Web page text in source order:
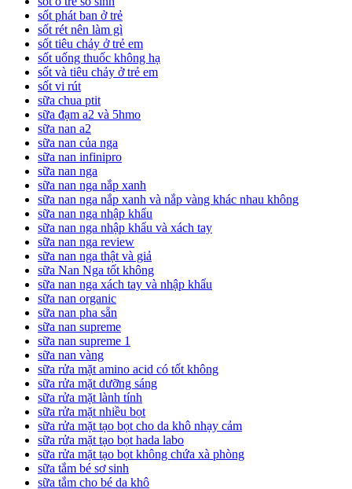
sốt phát ban ở trẻ
sốt rét nên làm gì
sốt tiêu chảy ở trẻ em
sốt uống thuốc không hạ
sốt và tiêu chảy ở trẻ em
sốt vi rút
sữa chua ptit
sữa đạm a2 và 5hmo
sữa nan a2
sữa nan của nga
sữa nan infinipro
sữa nan nga
sữa nan nga nắp xanh
sữa nan nga nắp xanh và nắp vàng khác nhau không
sữa nan nga nhập khẩu
sữa nan nga nhập khẩu và xách tay
sữa nan nga review
sữa nan nga thật và giả
sữa Nan Nga tốt không
sữa nan nga xách tay và nhập khẩu
sữa nan organic
sữa nan pha sẵn
sữa nan supreme
sữa nan supreme 1
sữa nan vàng
sữa rửa mặt amino acid có tốt không
sữa rửa mặt dưỡng sáng
sữa rửa mặt lành tính
sữa rửa mặt nhiều bọt
sữa rửa mặt tạo bọt cho da khô nhạy cảm
sữa rửa mặt tạo bọt hada labo
sữa rửa mặt tạo bọt không chứa xà phòng
sữa tắm bé sơ sinh
sữa tắm cho bé da khô